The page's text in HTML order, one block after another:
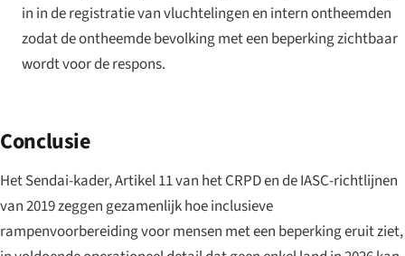
in in de registratie van vluchtelingen en intern ontheemden
zodat de ontheemde bevolking met een beperking zichtbaar
wordt voor de respons.
Conclusie
Het Sendai-kader, Artikel 11 van het CRPD en de IASC-richtlijnen
van 2019 zeggen gezamenlijk hoe inclusieve
rampenvoorbereiding voor mensen met een beperking eruit ziet,